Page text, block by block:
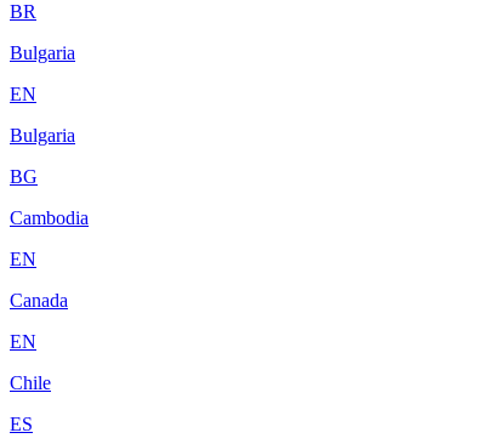
BR
Bulgaria
EN
Bulgaria
BG
Cambodia
EN
Canada
EN
Chile
ES